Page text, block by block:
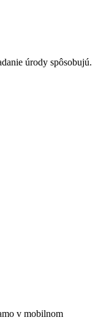
úrody spôsobujú.
v mobilnom